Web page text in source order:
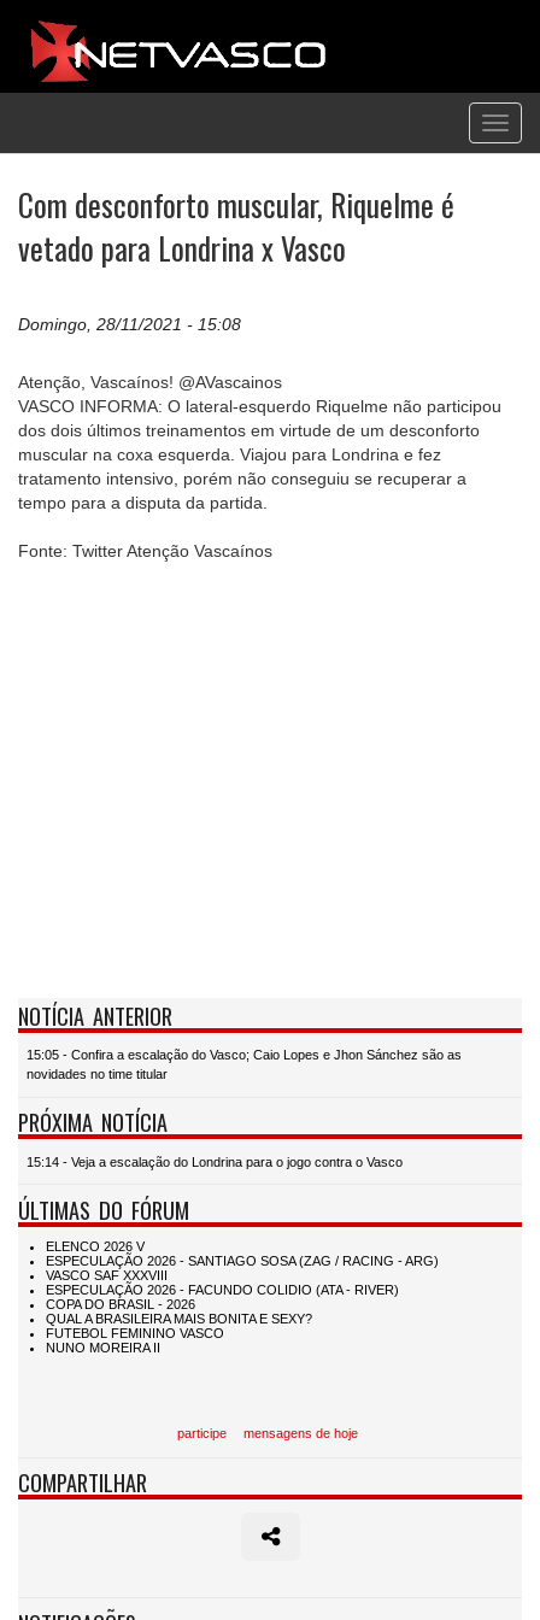
Com desconforto muscular, Riquelme é
vetado para Londrina x Vasco
Domingo, 28/11/2021 - 15:08
Atenção, Vascaínos! @AVascainos
VASCO INFORMA: O lateral-esquerdo Riquelme não participou
dos dois últimos treinamentos em virtude de um desconforto
muscular na coxa esquerda. Viajou para Londrina e fez
tratamento intensivo, porém não conseguiu se recuperar a
tempo para a disputa da partida.
Fonte: Twitter Atenção Vascaínos
NOTÍCIA ANTERIOR
15:05 - Confira a escalação do Vasco; Caio Lopes e Jhon Sánchez são as
novidades no time titular
PRÓXIMA NOTÍCIA
15:14 - Veja a escalação do Londrina para o jogo contra o Vasco
ÚLTIMAS DO FÓRUM
participe mensagens de hoje
COMPARTILHAR